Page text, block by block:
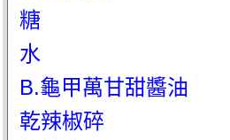
糖
水
B.龜甲萬甘甜醬油
乾辣椒碎